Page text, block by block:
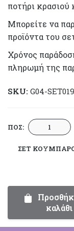
ποτήρι κρασιού
Μπορείτε να
προϊόντα του
Χρόνος
πληρωμή της
SKU: G04-
ΠΟΣ: Σετ
Γάμου
01901
ποσότητα
ΣΕΤ
καλάθι